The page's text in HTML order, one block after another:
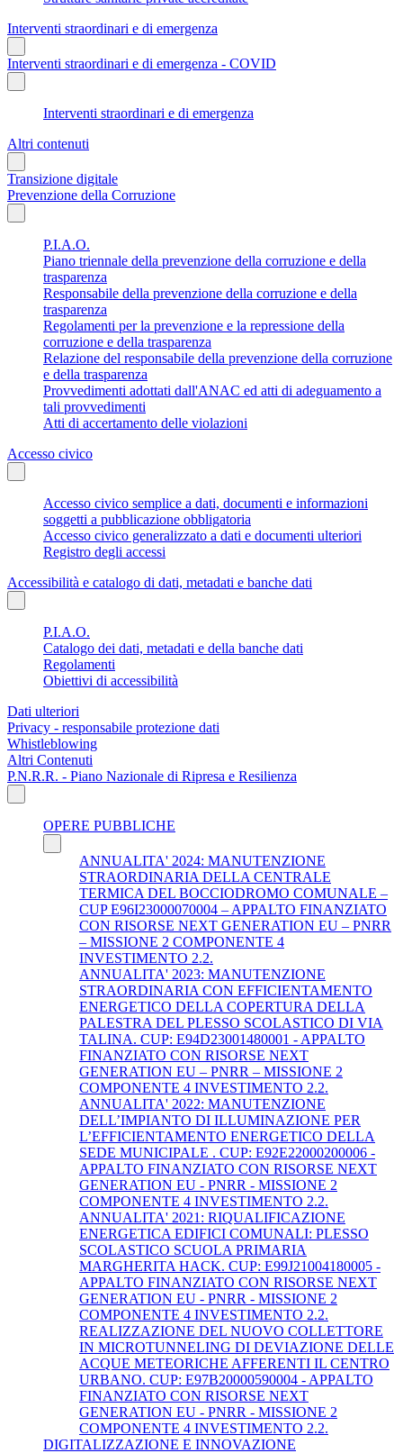
Interventi straordinari e di emergenza
Interventi straordinari e di emergenza - COVID
Interventi straordinari e di emergenza
Altri contenuti
Transizione digitale
Prevenzione della Corruzione
P.I.A.O.
Piano triennale della prevenzione della corruzione e della
trasparenza
Responsabile della prevenzione della corruzione e della
trasparenza
Regolamenti per la prevenzione e la repressione della
corruzione e della trasparenza
Relazione del responsabile della prevenzione della corruzione
e della trasparenza
Provvedimenti adottati dall'ANAC ed atti di adeguamento a
tali provvedimenti
Atti di accertamento delle violazioni
Accesso civico
Accesso civico semplice a dati, documenti e informazioni
soggetti a pubblicazione obbligatoria
Accesso civico generalizzato a dati e documenti ulteriori
Registro degli accessi
Accessibilità e catalogo di dati, metadati e banche dati
P.I.A.O.
Catalogo dei dati, metadati e della banche dati
Regolamenti
Obiettivi di accessibilità
Dati ulteriori
Privacy - responsabile protezione dati
Whistleblowing
Altri Contenuti
P.N.R.R. - Piano Nazionale di Ripresa e Resilienza
OPERE PUBBLICHE
ANNUALITA' 2024: MANUTENZIONE
STRAORDINARIA DELLA CENTRALE
TERMICA DEL BOCCIODROMO COMUNALE –
CUP E96I23000070004 – APPALTO FINANZIATO
CON RISORSE NEXT GENERATION EU – PNRR
– MISSIONE 2 COMPONENTE 4
INVESTIMENTO 2.2.
ANNUALITA' 2023: MANUTENZIONE
STRAORDINARIA CON EFFICIENTAMENTO
ENERGETICO DELLA COPERTURA DELLA
PALESTRA DEL PLESSO SCOLASTICO DI VIA
TALINA. CUP: E94D23001480001 - APPALTO
FINANZIATO CON RISORSE NEXT
GENERATION EU – PNRR – MISSIONE 2
COMPONENTE 4 INVESTIMENTO 2.2.
ANNUALITA' 2022: MANUTENZIONE
DELL’IMPIANTO DI ILLUMINAZIONE PER
L’EFFICIENTAMENTO ENERGETICO DELLA
SEDE MUNICIPALE . CUP: E92E22000200006 -
APPALTO FINANZIATO CON RISORSE NEXT
GENERATION EU - PNRR - MISSIONE 2
COMPONENTE 4 INVESTIMENTO 2.2.
ANNUALITA' 2021: RIQUALIFICAZIONE
ENERGETICA EDIFICI COMUNALI: PLESSO
SCOLASTICO SCUOLA PRIMARIA
MARGHERITA HACK. CUP: E99J21004180005 -
APPALTO FINANZIATO CON RISORSE NEXT
GENERATION EU - PNRR - MISSIONE 2
COMPONENTE 4 INVESTIMENTO 2.2.
REALIZZAZIONE DEL NUOVO COLLETTORE
IN MICROTUNNELING DI DEVIAZIONE DELLE
ACQUE METEORICHE AFFERENTI IL CENTRO
URBANO. CUP: E97B20000590004 - APPALTO
FINANZIATO CON RISORSE NEXT
GENERATION EU - PNRR - MISSIONE 2
COMPONENTE 4 INVESTIMENTO 2.2.
DIGITALIZZAZIONE E INNOVAZIONE